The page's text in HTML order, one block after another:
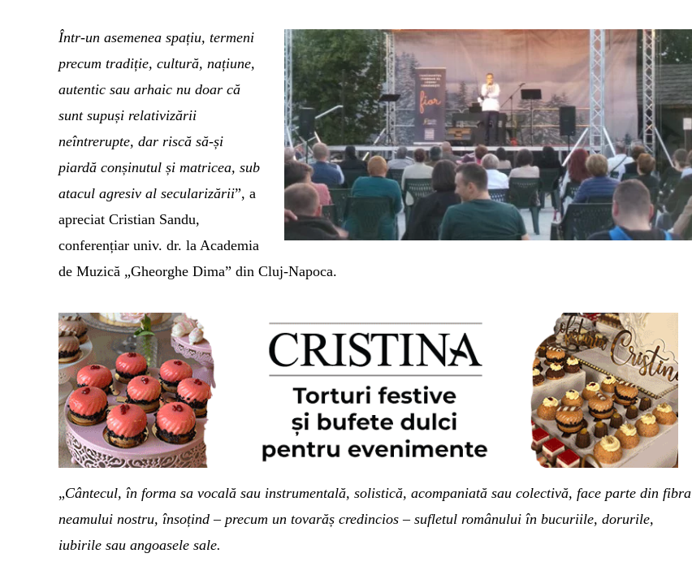
Într-un asemenea spațiu, termeni
precum tradiție, cultură, națiune,
autentic sau arhaic nu doar că
sunt supuși relativizării
neîntrerupte, dar riscă să-și
piardă conșinutul și matricea, sub
atacul agresiv al secularizării”, a
apreciat Cristian Sandu,
conferențiar univ. dr. la Academia
de Muzică „Gheorghe Dima” din Cluj-Napoca.
„Cântecul, în forma sa vocală sau instrumentală, solistică, acompaniată sau colectivă, face parte din fibra
neamului nostru, însoțind – precum un tovarăș credincios – sufletul românului în bucuriile, dorurile,
iubirile sau angoasele sale.